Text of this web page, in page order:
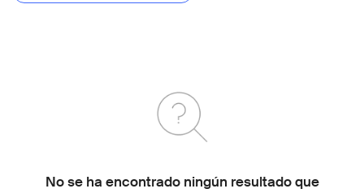
No se ha encontrado ningún resultado que